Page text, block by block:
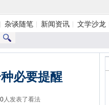
杂谈随笔 新闻资讯 文学沙龙
必要提醒
0人发表了看法